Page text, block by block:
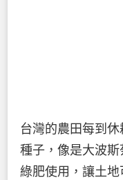
台灣的農田每到
種子，像是大波
綠肥使用，讓土